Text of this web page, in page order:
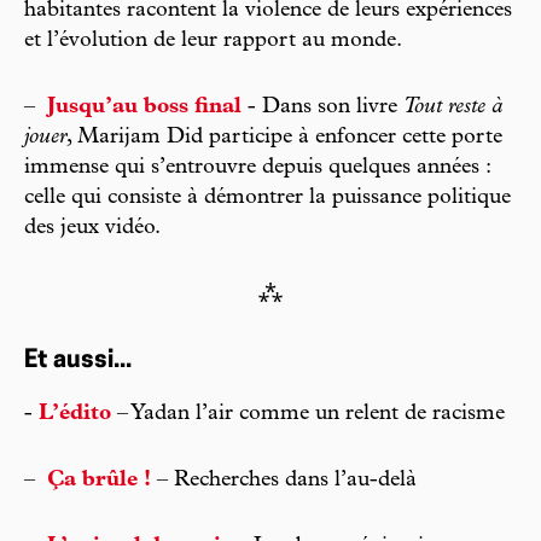
habitantes racontent la violence de leurs expériences
et l’évolution de leur rapport au monde.
– Jusqu’au boss final - Dans son livre Tout reste à
jouer, Marijam Did participe à enfoncer cette porte
immense qui s’entrouvre depuis quelques années :
celle qui consiste à démontrer la puissance politique
des jeux vidéo.
⁂
Et aussi...
- L’édito – Yadan l’air comme un relent de racisme
– Ça brûle ! – Recherches dans l’au-delà